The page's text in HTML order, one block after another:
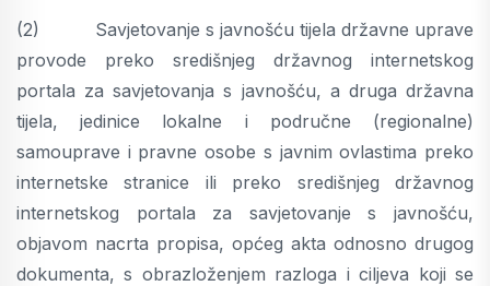
(2) Savjetovanje s javnošću tijela državne uprave
provode preko središnjeg državnog internetskog
portala za savjetovanja s javnošću, a druga državna
tijela, jedinice lokalne i područne (regionalne)
samouprave i pravne osobe s javnim ovlastima preko
internetske stranice ili preko središnjeg državnog
internetskog portala za savjetovanje s javnošću,
objavom nacrta propisa, općeg akta odnosno drugog
dokumenta, s obrazloženjem razloga i ciljeva koji se